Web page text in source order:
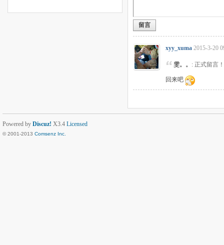
留言
xyy_xuma 2015-3-20
雯。。 : 正式留言
回来吧
Powered by Discuz! X3.4 Licensed
© 2001-2013 Comsenz Inc.